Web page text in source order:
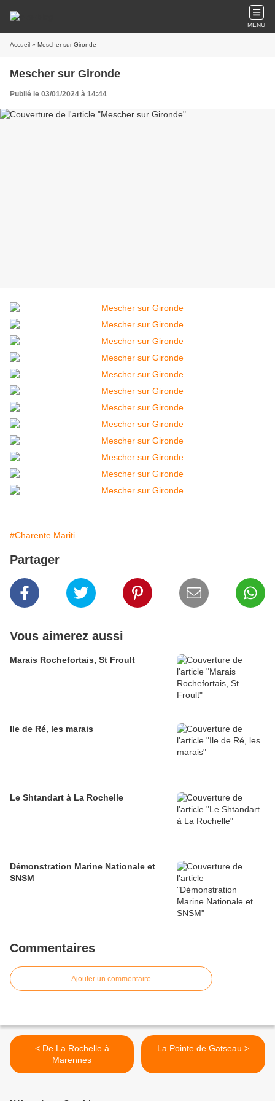
MENU
Accueil » Mescher sur Gironde
Mescher sur Gironde
Publié le 03/01/2024 à 14:44
#Charente Mariti.
Partager
Vous aimerez aussi
Marais Rochefortais, St Froult
Ile de Ré, les marais
Le Shtandart à La Rochelle
Démonstration Marine Nationale et
SNSM
Commentaires
Ajouter un commentaire
< De La Rochelle à
Marennes
La Pointe de Gatseau >